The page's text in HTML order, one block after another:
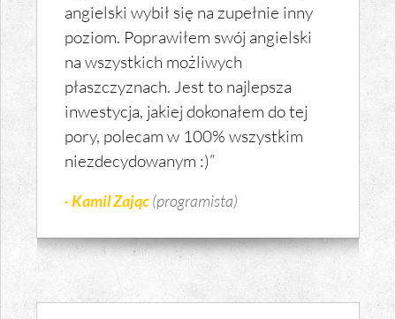
angielski wybił się na zupełnie inny
poziom. Poprawiłem swój angielski
na wszystkich możliwych
płaszczyznach. Jest to najlepsza
inwestycja, jakiej dokonałem do tej
pory, polecam w 100% wszystkim
niezdecydowanym :)”
- Kamil Zając(programista)